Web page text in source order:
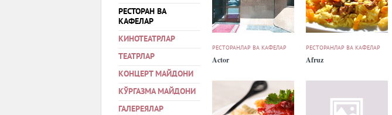
РЕСТОРАН ВА
КАФЕЛАР
КИНОТЕАТРЛАР
ТЕАТРЛАР
КОНЦЕРТ МАЙДОНИ
КЎРГАЗМА МАЙДОНИ
ГАЛЕРЕЯЛАР
РЕСТОРАНЛАР ВА КАФЕЛАР
Actor
РЕСТОРАНЛАР ВА КАФЕЛАР
Afruz